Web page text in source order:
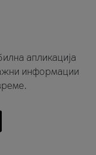
апликација
информации